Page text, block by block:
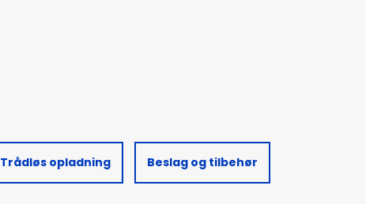
Trådløs opladning Beslag og tilbehør